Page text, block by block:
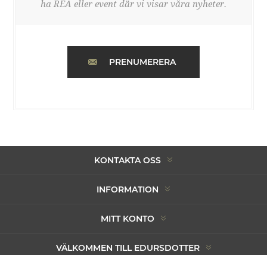
ha REA eller event där vi visar våra nyheter.
PRENUMERERA
KONTAKTA OSS
INFORMATION
MITT KONTO
VÄLKOMMEN TILL EDURSDOTTER